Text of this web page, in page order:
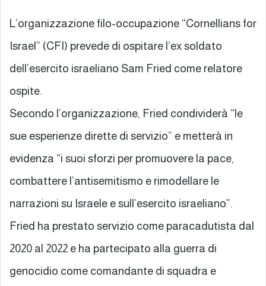
L’organizzazione filo-occupazione “Cornellians for
Israel” (CFI) prevede di ospitare l’ex soldato
dell’esercito israeliano Sam Fried come relatore
ospite.
Secondo l’organizzazione, Fried condividerà “le
sue esperienze dirette di servizio” e metterà in
evidenza “i suoi sforzi per promuovere la pace,
combattere l’antisemitismo e rimodellare le
narrazioni su Israele e sull’esercito israeliano”.
Fried ha prestato servizio come paracadutista dal
2020 al 2022 e ha partecipato alla guerra di
genocidio come comandante di squadra e